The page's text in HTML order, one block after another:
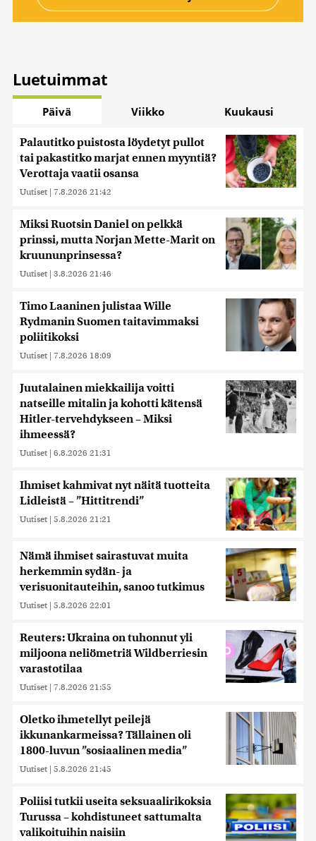
Luetuimmat
Päivä Viikko Kuukausi
Palautitko puistosta löydetyt pullot
tai pakastitko marjat ennen myyntiä?
Verottaja vaatii osansa
Uutiset | 7.8.2026 21:42
Miksi Ruotsin Daniel on pelkkä
prinssi, mutta Norjan Mette-Marit on
kruununprinsessa?
Uutiset | 3.8.2026 21:46
Timo Laaninen julistaa Wille
Rydmanin Suomen taitavimmaksi
poliitikoksi
Uutiset | 7.8.2026 18:09
Juutalainen miekkailija voitti
natseille mitalin ja kohotti kätensä
Hitler-tervehdykseen – Miksi
ihmeessä?
Uutiset | 6.8.2026 21:31
Ihmiset kahmivat nyt näitä tuotteita
Lidleistä – ”Hittitrendi”
Uutiset | 5.8.2026 21:21
Nämä ihmiset sairastuvat muita
herkemmin sydän- ja
verisuonitauteihin, sanoo tutkimus
Uutiset | 5.8.2026 22:01
Reuters: Ukraina on tuhonnut yli
miljoona neliömetriä Wildberriesin
varastotilaa
Uutiset | 7.8.2026 21:55
Oletko ihmetellyt peilejä
ikkunankarmeissa? Tällainen oli
1800-luvun ”sosiaalinen media”
Uutiset | 5.8.2026 21:45
Poliisi tutkii useita seksuaalirikoksia
Turussa – kohdistuneet sattumalta
valikoituihin naisiin